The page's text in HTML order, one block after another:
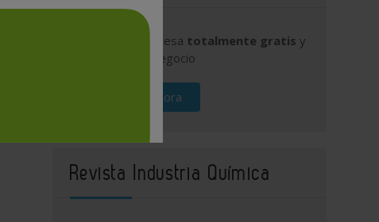
Publique su empresa totalmente gratis y
promocione su negocio
Regístrese ahora
Revista Industria Química